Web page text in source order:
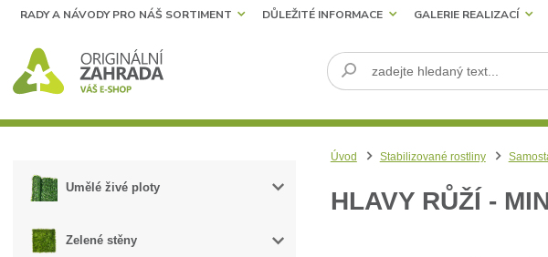
RADY A NÁVODY PRO NÁŠ SORTIMENT DŮLEŽITÉ INFORMACE GALERIE REALIZACÍ
Umělé živé ploty
Zelené stěny
Úvod Stabilizované rostliny
HLAVY RŮŽÍ -